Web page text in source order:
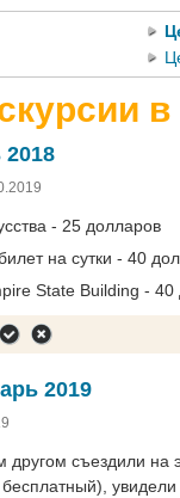
- 25 долларов
на сутки - 40
State Building - 40
2019
съездили на